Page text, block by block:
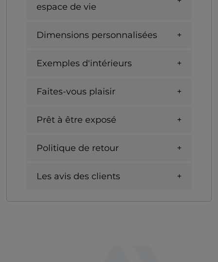
espace de vie
Dimensions personnalisées
Exemples d'intérieurs
Faites-vous plaisir
Prêt à être exposé
Politique de retour
Les avis des clients